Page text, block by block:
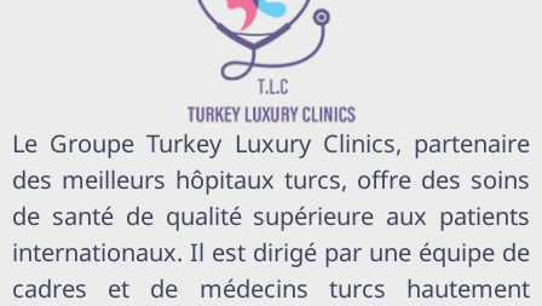
Le Groupe Turkey Luxury Clinics, partenaire
des meilleurs hôpitaux turcs, offre des soins
de santé de qualité supérieure aux patients
internationaux. Il est dirigé par une équipe de
cadres et de médecins turcs hautement